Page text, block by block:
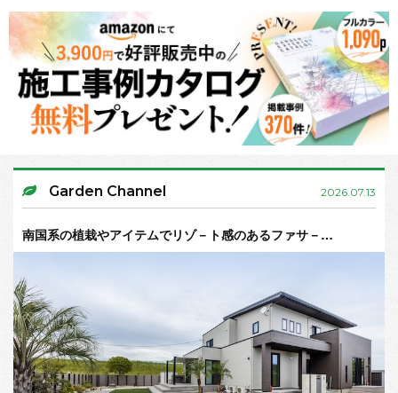
Garden Channel 2026.07.13
南国系の植栽やアイテムでリゾ－ト感のあるファサ－…